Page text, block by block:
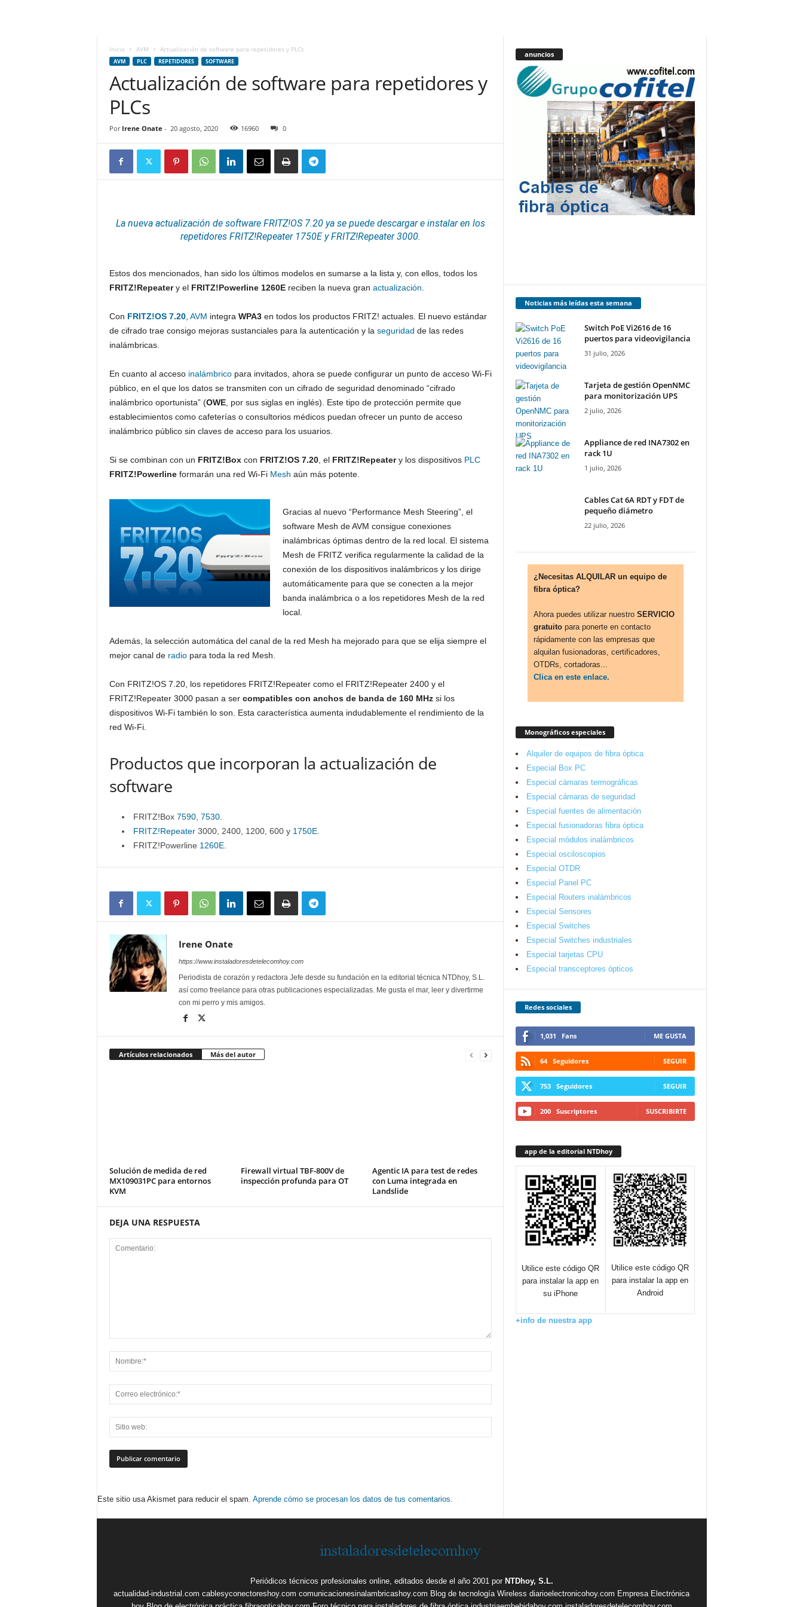
o
Inicio AVM Actualización de software para repetidores y PLCs
AVM PLC REPETIDORES SOFTWARE
Actualización de software para repetidores y
PLCs
Por Irene Onate - 20 agosto, 2020 16960 0
La nueva actualización de softwareFRITZ!OS 7.20 ya se puede descargar e instalar en los
repetidoresFRITZ!Repeater 1750E y FRITZ!Repeater 3000.
Estos dos mencionados, han sido los últimos modelos en sumarse a la lista y, con ellos, todos los
FRITZ!Repeatery el FRITZ!Powerline 1260Ereciben la nueva gran actualización
Con FRITZ!OS 7.20, AVM integra WPA3en todos los productos FRITZ! actuales. El nuevo estándar
de cifrado trae consigo mejoras sustanciales para la autenticación y la seguridad de las redes
inalámbricas.
En cuanto al acceso inalámbricopara invitados, ahora se puede configurar un punto de acceso Wi-Fi
público, en el que los datos se transmiten con un cifrado de seguridad denominado “cifrado
inalámbrico oportunista” (OWE, por sus siglas en inglés). Este tipo de protección permite que
establecimientos como cafeterías o consultorios médicos puedan ofrecer un punto de acceso
inalámbrico público sin claves de acceso para los usuarios.
Si se combinan con un FRITZ!Boxcon FRITZ!OS 7.20, el FRITZ!Repeatery los dispositivos PLC
FRITZ!Powerlineformarán una red Wi-Fi Mesh aún más potente.
Gracias al nuevo “Performance Mesh Steering”, el
software Mesh de AVM consigue conexiones
inalámbricas óptimas dentro de la red local. El sistema
Mesh de FRITZ verifica regularmente la calidad de la
conexión de los dispositivos inalámbricos y los dirige
automáticamente para que se conecten a la mejor
banda inalámbrica o a los repetidores Mesh de la red
local.
Además, la selección automática del canal de la red Mesh ha mejorado para que se elija siempre el
mejor canal de radiopara toda la red Mesh.
Con FRITZ!OS 7.20, los repetidores FRITZ!Repeater como el FRITZ!Repeater 2400 y el
FRITZ!Repeater 3000 pasan a ser compatibles con anchos de banda de 160 MHzsi los
dispositivos Wi-Fi también lo son. Esta característica aumenta indudablemente el rendimiento de la
red Wi-Fi.
Productos que incorporan la actualización de
software
FRITZ!Box 7590, 7530.
FRITZ!Repeater3000, 2400, 1200, 600 y 1750E.
FRITZ!Powerline 1260E.
Irene Onate
https://www.instaladoresdetelecomhoy.com
Periodista de corazón y redactora Jefe desde su fundación en la editorial técnica NTDhoy, S.L.
así como freelance para otras publicaciones especializadas. Me gusta el mar, leer y divertirme
con mi perro y mis amigos.
Artículos relacionados Más del autor
Solución de medida de red
MX109031PC para entornos
KVM
Firewall virtual TBF-800V de
inspección profunda para OT
Agentic IA para test de redes
con Luma integrada en
Landslide
DEJA UNA RESPUESTA
Este sitio usa Akismet para reducir el spam. Aprende cómo se procesan los datos de tus comentarios.
anuncios
Noticias más leídas esta semana
Switch PoE Vi2616 de 16
puertos para videovigilancia
31 julio, 2026
Tarjeta de gestión OpenNMC
para monitorización UPS
2 julio, 2026
Appliance de red INA7302 en
rack 1U
1 julio, 2026
Cables Cat 6A RDT y FDT de
pequeño diámetro
22 julio, 2026
¿Necesitas ALQUILAR un equipo de
fibra óptica?
Ahora puedes utilizar nuestro SERVICIO
gratuitopara ponerte en contacto
rápidamente con las empresas que
alquilan fusionadoras, certificadores,
OTDRs, cortadoras...
Clica en este enlace.
Monográficos especiales
Alquiler de equipos de fibra óptica
Especial Box PC
Especial cámaras termográficas
Especial cámaras de seguridad
Especial fuentes de alimentación
Especial fusionadoras fibra óptica
Especial módulos inalámbricos
Especial osciloscopios
Especial OTDR
Especial Panel PC
Especial Routers inalámbricos
Especial Sensores
Especial Switches
Especial Switches industriales
Especial tarjetas CPU
Especial transceptores ópticos
Redes sociales
1,031 Fans ME GUSTA
64 Seguidores SEGUIR
753 Seguidores SEGUIR
200 Suscriptores SUSCRIBIRTE
app de la editorial NTDhoy
Utilice este código QR
para instalar la app en
su iPhone
Utilice este código QR
para instalar la app en
Android
+info de nuestra app
Periódicos técnicos profesionales online, editados desde el año 2001 por NTDhoy, S.L.
actualidad-industrial.com cablesyconectoreshoy.com comunicacionesinalambricashoy.com Blog de tecnología Wireless diarioelectronicohoy.com Empresa Electrónica